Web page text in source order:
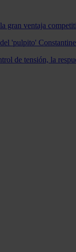
gran ventaja
'pulpito'
de tensión, la